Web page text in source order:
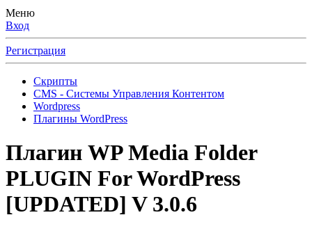
Меню
Вход
Регистрация
Скрипты
CMS - Системы Управления Контентом
Wordpress
Плагины WordPress
Плагин WP Media Folder
PLUGIN For WordPress
[UPDATED] V 3.0.6